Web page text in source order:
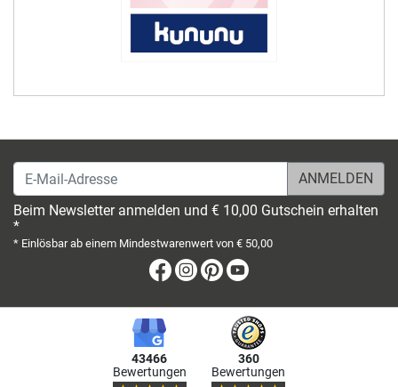
E-Mail-Adresse
Beim Newsletter anmelden und € 10,00 Gutschein erhalten
*
* Einlösbar ab einem Mindestwarenwert von € 50,00
Facebook
Instagram
Pinterest
43466
Bewertungen
360
Bewertungen